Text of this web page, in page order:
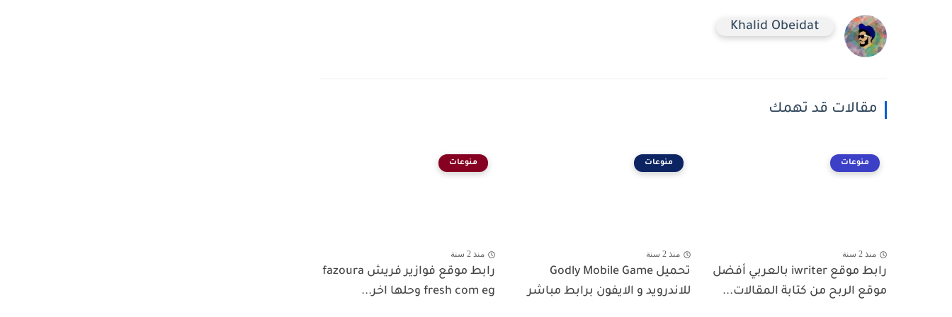
Khalid Obeidat
مقالات قد تهمك
منوعات
منذ 2 سنة
رابط موقع iwriter بالعربي أفضل
موقع الربح من كتابة المقالات...
منوعات
منذ 2 سنة
تحميل Godly Mobile Game
للاندرويد و الايفون برابط مباشر
منوعات
منذ 2 سنة
رابط موقع فوازير فريش fazoura
fresh com eg وحلها اخر...